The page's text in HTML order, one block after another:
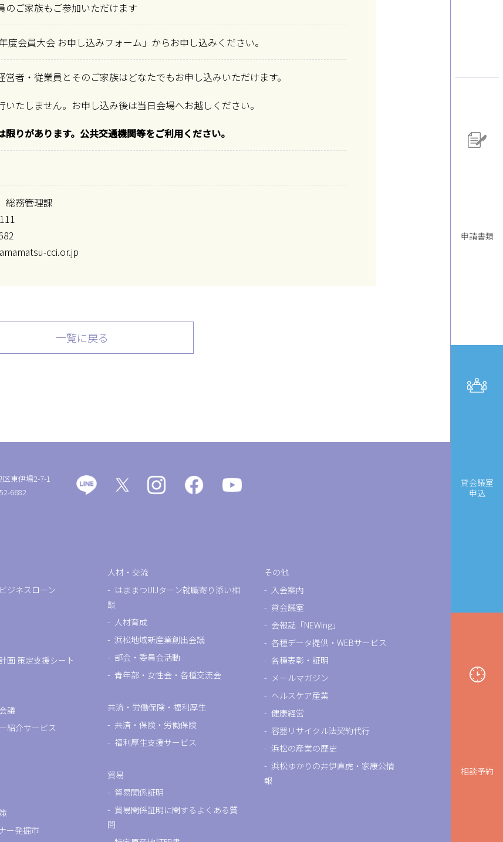
申請書類
貸会議室
申込
相談予約
のご家族もご参加いただけます
会員大会 お申し込みフォーム」からお申し込みください。
者・従業員とそのご家族はどなたでもお申し込みいただけます。
たしません。お申し込み後は当日会場へお越しください。
りがあります。公共交通機関等をご利用ください。
務管理課
cci.or.jp
一覧に戻る
東伊場2-7-1
6682
ジネスローン
画 策定支援シート
議
紹介サービス
ー発掘市
人材・交流
はままつUIJターン就職寄り添い相
談
人材育成
浜松地域新産業創出会議
部会・委員会活動
青年部・女性会・各種交流会
共済・労働保険・福利厚生
共済・保険・労働保険
福利厚生支援サービス
貿易
貿易関係証明
貿易関係証明に関するよくある質
問
その他
入会案内
貸会議室
会報誌「NEWing」
各種データ提供・WEBサービス
各種表彰・証明
メールマガジン
ヘルスケア産業
健康経営
容器リサイクル法契約代行
浜松の産業の歴史
浜松ゆかりの井伊直虎・家康公情
報